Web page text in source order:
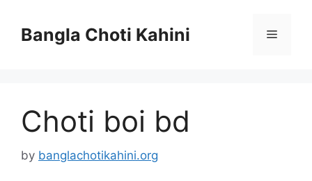
contentBangla Choti Kahini Menu
Choti boi bd
by banglachotikahini.org